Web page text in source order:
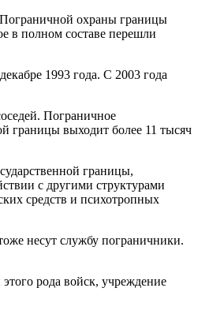
охраны границы
в полном составе перешли
1993 года. C 2003 года
Пограничное
границы выходит более 11 тысяч
границы,
с другими структурами
средств и психотропных
несут службу пограничники.
рода войск, учреждение